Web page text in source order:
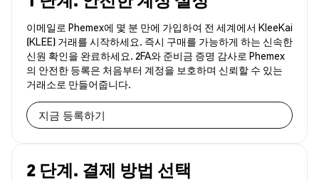
이메일로 Phemex에 몇 분 만에 가입하여 전 세계에서 KleeKai
(KLEE) 거래를 시작하세요. 즉시 구매를 가능하게 하는 신속한
신원 확인을 완료하세요. 2FA와 준비금 증명 감사로 Phemex
의 안전한 등록은 처음부터 계정을 보호하며 신뢰할 수 있는
거래소로 만들어줍니다.
지금 등록하기
2 단계. 결제 방법 선택